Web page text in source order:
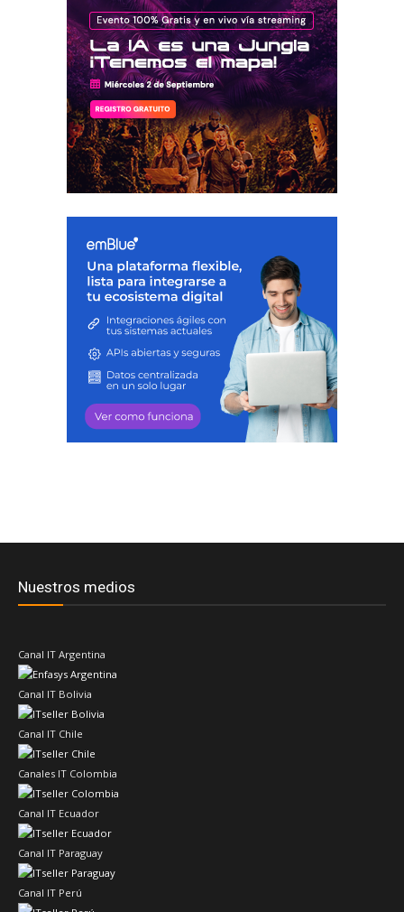
Nuestros medios
Canal IT Argentina
Canal IT Bolivia
Canal IT Chile
Canales IT Colombia
Canal IT Ecuador
Canal IT Paraguay
Canal IT Perú